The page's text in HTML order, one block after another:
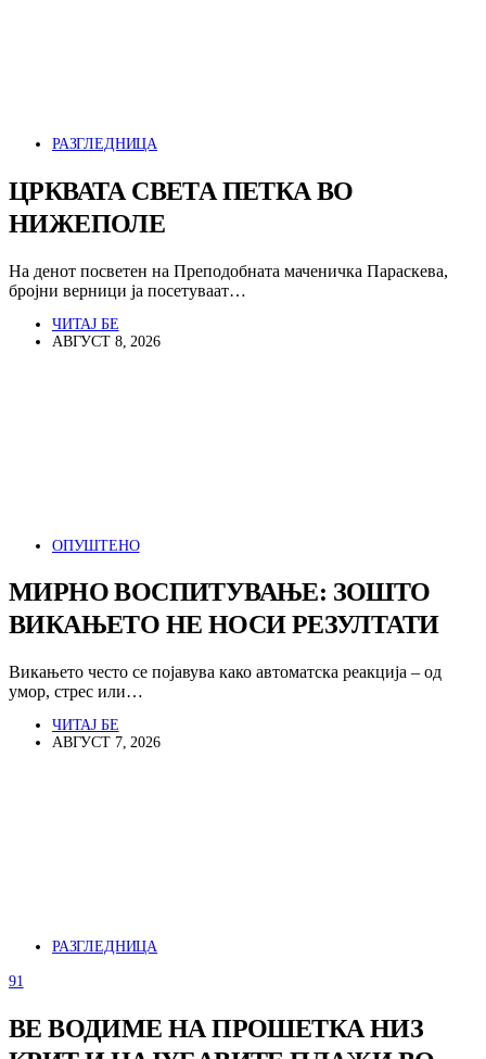
РАЗГЛЕДНИЦА
ЦРКВАТА СВЕТА ПЕТКА ВО
НИЖЕПОЛЕ
На денот посветен на Преподобната маченичка Параскева,
бројни верници ја посетуваат…
ЧИТАЈ БЕ
АВГУСТ 8, 2026
ОПУШТЕНО
МИРНО ВОСПИТУВАЊЕ: ЗОШТО
ВИКАЊЕТО НЕ НОСИ РЕЗУЛТАТИ
Викањето често се појавува како автоматска реакција – од
умор, стрес или…
ЧИТАЈ БЕ
АВГУСТ 7, 2026
РАЗГЛЕДНИЦА
91
ВЕ ВОДИМЕ НА ПРОШЕТКА НИЗ